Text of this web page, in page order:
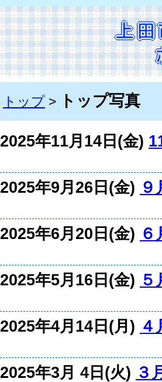
トップ > トップ写真
2025年11月14日(金)
2025年9月26日(金)
2025年6月20日(金)
2025年5月16日(金)
2025年4月14日(月)
2025年3月 4日(火) ３